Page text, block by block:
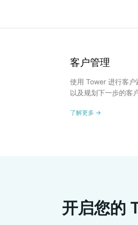
客户管理
使用 Tower 进行客
以及规划下一步的客
了解更多 →
开启您的